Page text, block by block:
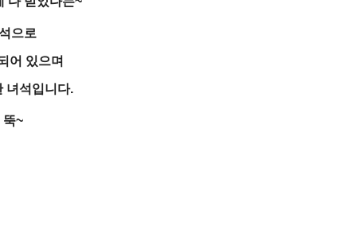
으로
어 있으며
녀석입니다.
뚝~